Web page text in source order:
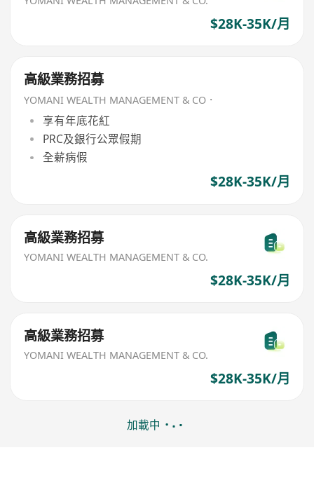
$28K-35K/月
高級業務招募
YOMANI WEALTH MANAGEMENT & CO．
享有年底花紅
PRC及銀行公眾假期
全薪病假
$28K-35K/月
高級業務招募
YOMANI WEALTH MANAGEMENT & CO.
$28K-35K/月
高級業務招募
YOMANI WEALTH MANAGEMENT & CO.
$28K-35K/月
加載中